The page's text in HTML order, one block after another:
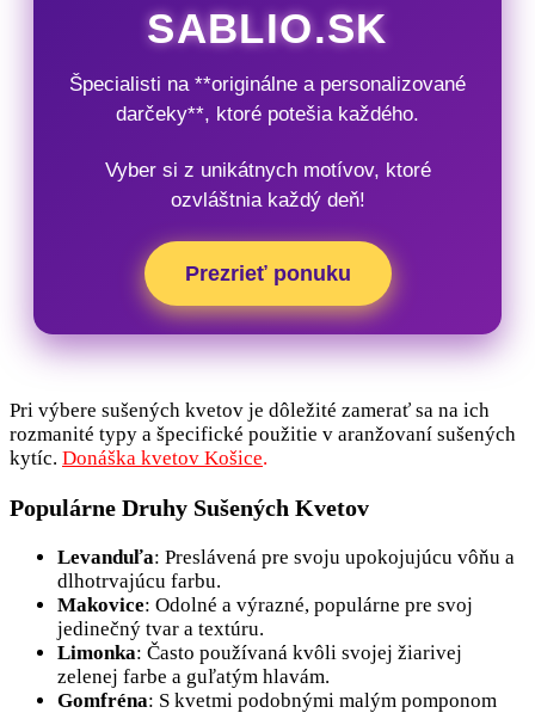
SABLIO.SK
Špecialisti na **originálne a personalizované
darčeky**, ktoré potešia každého.
Vyber si z unikátnych motívov, ktoré
ozvláštnia každý deň!
Prezrieť ponuku
Pri výbere sušených kvetov je dôležité zamerať sa na ich
rozmanité typy a špecifické použitie v aranžovaní sušených
kytíc. Donáška kvetov Košice.
Populárne Druhy Sušených Kvetov
Levanduľa: Preslávená pre svoju upokojujúcu vôňu a
dlhotrvajúcu farbu.
Makovice: Odolné a výrazné, populárne pre svoj
jedinečný tvar a textúru.
Limonka: Často používaná kvôli svojej žiarivej
zelenej farbe a guľatým hlavám.
Gomfréna: S kvetmi podobnými malým pomponom